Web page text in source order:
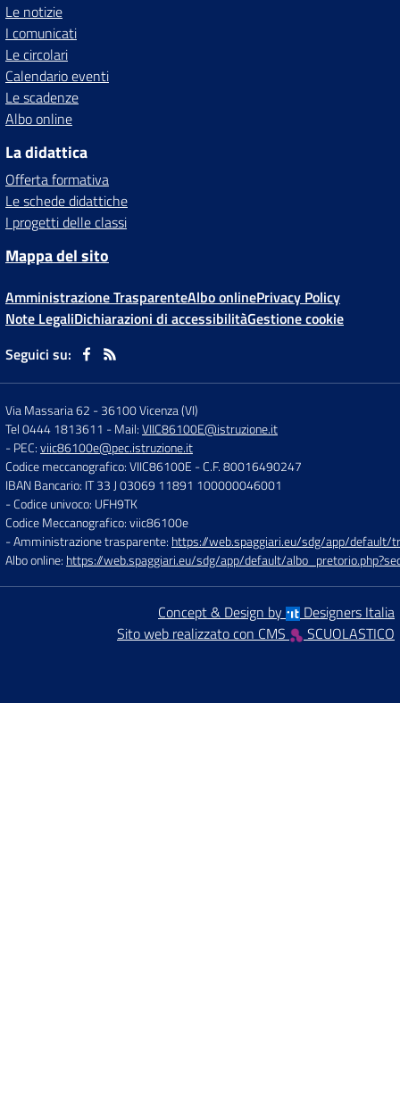
Le notizie
I comunicati
Le circolari
Calendario eventi
Le scadenze
Albo online
La didattica
Offerta formativa
Le schede didattiche
I progetti delle classi
Mappa del sito
Amministrazione TrasparenteAlbo onlinePrivacy Policy
Note LegaliDichiarazioni di accessibilitàGestione cookie
Seguici su:
Via Massaria 62 -36100 Vicenza (VI)
Tel 0444 1813611 - Mail:VIIC86100E@istruzione.it
- PEC:viic86100e@pec.istruzione.it
Codice meccanografico: VIIC86100E - C.F. 80016490247
IBAN Bancario: IT 33 J 03069 11891 100000046001
- Codice univoco: UFH9TK
Codice Meccanografico: viic86100e
- Amministrazione trasparente: https://web.spaggiari.eu/sdg/app/default/
Albo online: https://web.spaggiari.eu/sdg/app/default/
Concept & Design by
Designers Italia
Sito web realizzato con CMS
SCUOLASTICO